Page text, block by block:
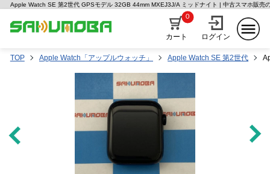
Apple Watch SE 第2世代 GPSモデル 32GB 44mm MXEJ3J/A ミッドナイト | 中古スマホ販売
カート
0
ログイン
TOP Apple Watch「アップルウォッチ」 Apple Watch SE 第2世代